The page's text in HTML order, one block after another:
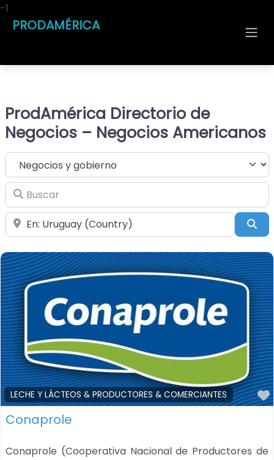
PRODAMÉRICA
ProdAmérica Directorio de
Negocios – Negocios Americanos
Seleccionar el formulario de búsqueda
Buscar
Cerca de
LECHE Y LÁCTEOS & PRODUCTORES & COMERCIANTES
Conaprole
Conaprole (Cooperativa Nacional de Productores de
-1